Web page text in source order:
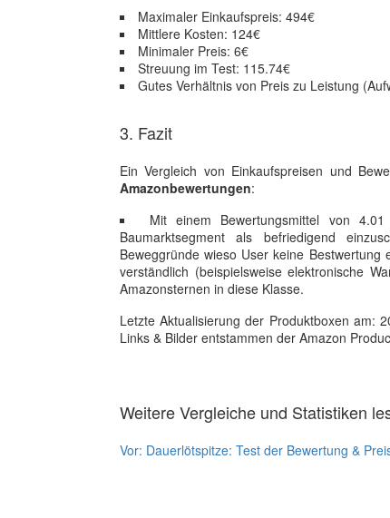
Maximaler Einkaufspreis: 494€
Mittlere Kosten: 124€
Minimaler Preis: 6€
Streuung im Test: 115.74€
Gutes Verhältnis von Preis zu Leistung
3. Fazit
Ein Vergleich von Einkaufspreisen und
Amazonbewertungen:
Mit einem Bewertungsmittel von
Baumarktsegment als befriedigend
Beweggründe wieso User keine
verständlich (beispielsweise elektronische
Amazonsternen in diese Klasse.
Letzte Aktualisierung der Produktboxen am:
Links & Bilder entstammen der Amazon
Weitere Vergleiche und Statistiken
Vor: Dauerlötspitze: Test der Bewertung &